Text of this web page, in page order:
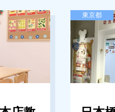
せ［2026年8月･9月
日
ッズパル教室≪関
鉄教室
教室】コドモエアト
案内
鉄教室
東京都